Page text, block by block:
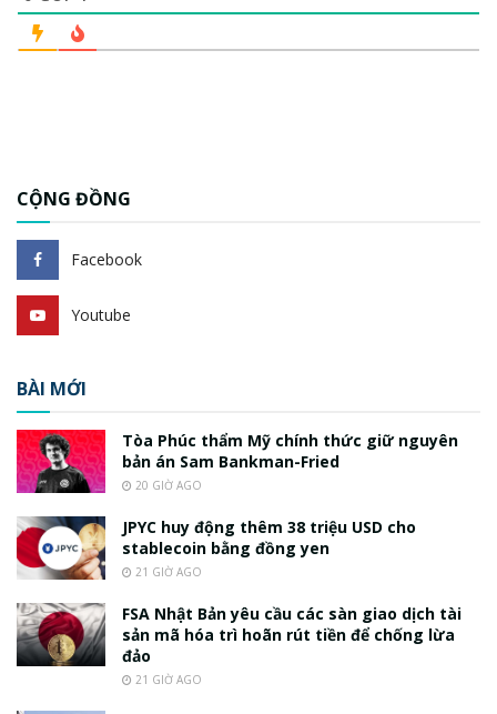
CỘNG ĐỒNG
Facebook
Youtube
BÀI MỚI
Tòa Phúc thẩm Mỹ chính thức giữ nguyên
bản án Sam Bankman-Fried
20 GIỜ AGO
JPYC huy động thêm 38 triệu USD cho
stablecoin bằng đồng yen
21 GIỜ AGO
FSA Nhật Bản yêu cầu các sàn giao dịch tài
sản mã hóa trì hoãn rút tiền để chống lừa
đảo
21 GIỜ AGO